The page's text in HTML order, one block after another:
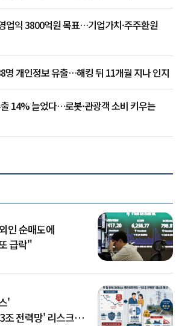
업익 3800억원 목표…기업가치·주주환원
명 개인정보 유출…해킹 뒤 11개월 지나 인지
14% 늘었다…로봇·관광객 소비 키우는
인 순매도에
급락"
'
전력망' 리스크